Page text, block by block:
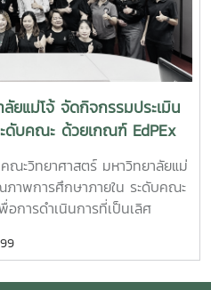
ยแม่โจ้ จัดกิจกรรมประเมิน
ดับคณะ ด้วยเกณฑ์ EdPEx
ะวิทยาศาสตร์ มหาวิทยาลัยแม่
าพการศึกษาภายใน ระดับคณะ
การดำเนินการที่เป็นเลิศ
เพื่อทบทวนผลการดำเนินงาน